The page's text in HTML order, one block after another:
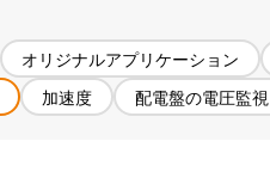
オリジナルアプリケーション
加速度 配電盤の電圧監視